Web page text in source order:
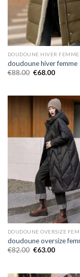
DOUDOUNE HIVER FEMME
doudoune hiver femme
€88.00 €68.00
DOUDOUNE OVERSIZE
doudoune oversize
€82.00 €63.00